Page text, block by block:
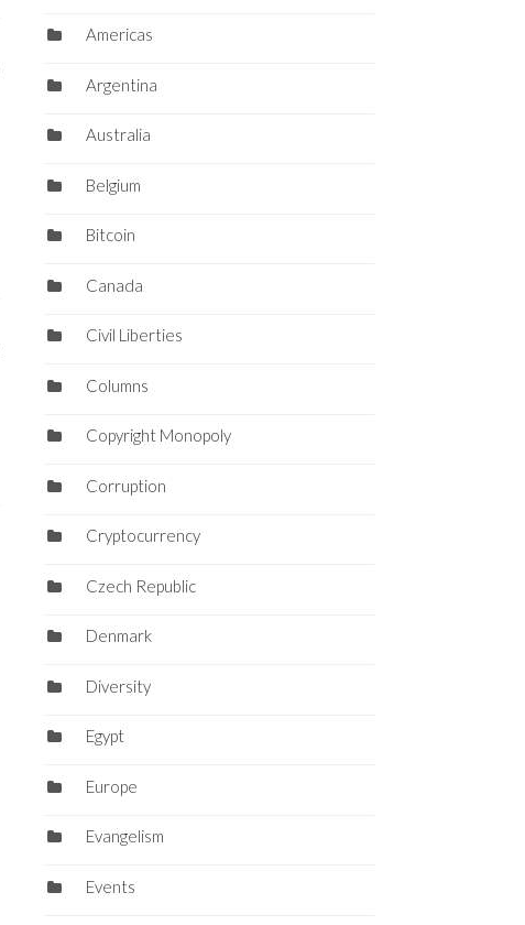
Americas
Argentina
Australia
Belgium
Bitcoin
Canada
Civil Liberties
Columns
Copyright Monopoly
Corruption
Cryptocurrency
Czech Republic
Denmark
Diversity
Egypt
Europe
Evangelism
Events